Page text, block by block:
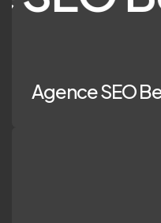
Agence SEO